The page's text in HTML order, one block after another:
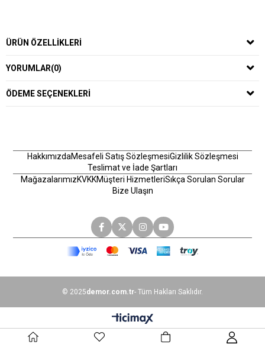
ÜRÜN ÖZELLIKLERI
YORUMLAR(0)
ÖDEME SEÇENEKLERI
HakkımızdaMesafeli Satış SözleşmesiGizlilik Sözleşmesi
Teslimat ve İade Şartları
MağazalarımızKVKKMüşteri HizmetleriSıkça Sorulan Sorular
Bize Ulaşın
© 2025demor.com.tr- Tüm Hakları Saklıdır.